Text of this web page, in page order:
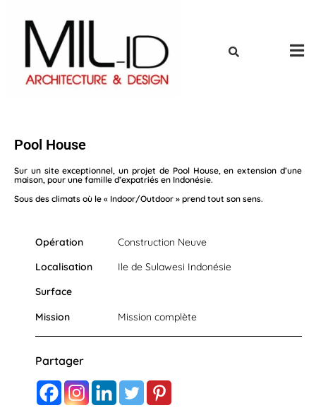
Pool House
Sur un site exceptionnel, un projet de Pool House, en extension d’une
maison, pour une famille d’expatriés en Indonésie.
Sous des climats où le « Indoor/Outdoor » prend tout son sens.
Opération
Construction Neuve
Localisation
Ile de Sulawesi Indonésie
Surface
Mission
Mission complète
Partager